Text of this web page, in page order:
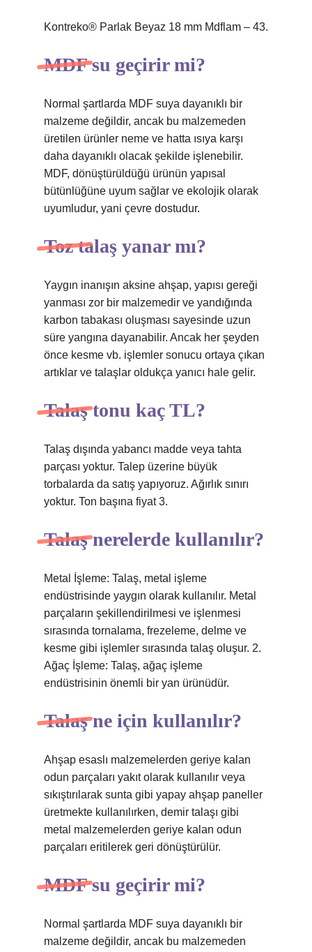
Kontreko® Parlak Beyaz 18 mm Mdflam – 43.
MDF su geçirir mi?
Normal şartlarda MDF suya dayanıklı bir
malzeme değildir, ancak bu malzemeden
üretilen ürünler neme ve hatta ısıya karşı
daha dayanıklı olacak şekilde işlenebilir.
MDF, dönüştürüldüğü ürünün yapısal
bütünlüğüne uyum sağlar ve ekolojik olarak
uyumludur, yani çevre dostudur.
Toz talaş yanar mı?
Yaygın inanışın aksine ahşap, yapısı gereği
yanması zor bir malzemedir ve yandığında
karbon tabakası oluşması sayesinde uzun
süre yangına dayanabilir. Ancak her şeyden
önce kesme vb. işlemler sonucu ortaya çıkan
artıklar ve talaşlar oldukça yanıcı hale gelir.
Talaş tonu kaç TL?
Talaş dışında yabancı madde veya tahta
parçası yoktur. Talep üzerine büyük
torbalarda da satış yapıyoruz. Ağırlık sınırı
yoktur. Ton başına fiyat 3.
Talaş nerelerde kullanılır?
Metal İşleme: Talaş, metal işleme
endüstrisinde yaygın olarak kullanılır. Metal
parçaların şekillendirilmesi ve işlenmesi
sırasında tornalama, frezeleme, delme ve
kesme gibi işlemler sırasında talaş oluşur. 2.
Ağaç İşleme: Talaş, ağaç işleme
endüstrisinin önemli bir yan ürünüdür.
Talaş ne için kullanılır?
Ahşap esaslı malzemelerden geriye kalan
odun parçaları yakıt olarak kullanılır veya
sıkıştırılarak sunta gibi yapay ahşap paneller
üretmekte kullanılırken, demir talaşı gibi
metal malzemelerden geriye kalan odun
parçaları eritilerek geri dönüştürülür.
MDF su geçirir mi?
Normal şartlarda MDF suya dayanıklı bir
malzeme değildir, ancak bu malzemeden